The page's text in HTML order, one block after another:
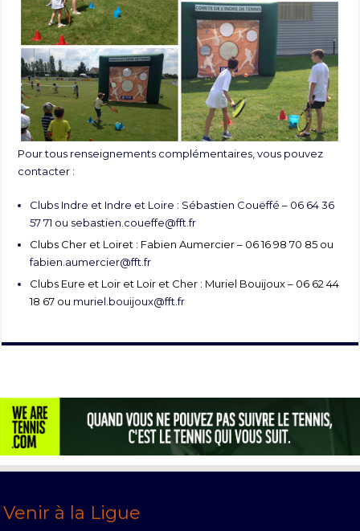
Pour tous renseignements complémentaires, vous pouvez
contacter :
Clubs Indre et Indre et Loire : Sébastien Couëffé – 06 64 36
57 71 ou sebastien.coueffe@fft.fr
Clubs Cher et Loiret : Fabien Aumercier – 06 16 98 70 85 ou
fabien.aumercier@fft.fr
Clubs Eure et Loir et Loir et Cher : Muriel Bouijoux – 06 62 44
18 67 ou muriel.bouijoux@fft.fr
Venir à la Ligue